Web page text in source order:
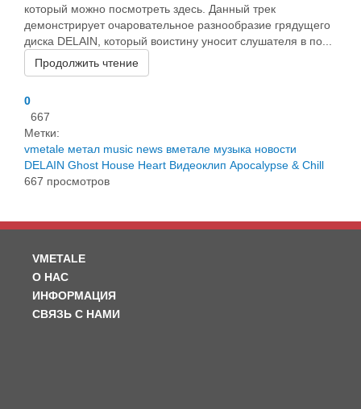
который можно посмотреть здесь. Данный трек
демонстрирует очаровательное разнообразие грядущего
диска DELAIN, который воистину уносит слушателя в по...
Продолжить чтение
0
667
Метки:
vmetale метал music news вметале музыка новости
DELAIN Ghost House Heart Видеоклип Apocalypse & Chill
667 просмотров
VMETALE
О НАС
ИНФОРМАЦИЯ
СВЯЗЬ С НАМИ